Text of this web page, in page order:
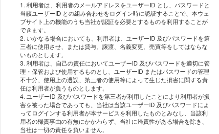
1. 利⽤者は、利⽤者のメールアドレスをユーザーID とし、パスワードと
当該ユーザーID との組み合わせをログイン時に認証することで、本ウェ
ブサイト上の機能のうち当社が認証を必要とするものを利⽤することが
できます。
2. いかなる場合においても、利⽤者は、ユーザーID 及びパスワードを第
三者に使⽤させ、または貸与、譲渡、名義変更、売買等をしてはならな
いものとします。
3. 利⽤者は、⾃⼰の責任においてユーザーID 及びパスワードを適切に管
理・保管および使⽤するものとし、ユーザーID またはパスワードの管理
不⼗分、使⽤上の過誤、第三者の使⽤等によって⽣じた損害に関する責
任は利⽤者が負うものとします。
4. ユーザーID 及びパスワードを第三者が利⽤したことにより利⽤者が損
害を被った場合であっても、当社は当該ユーザーID 及びパスワードによ
ってログインする利⽤者が本サービスを利⽤したものとみなし、当該利
⽤者の帰責事由の有無にかかわらず、当社に帰責性がある場合を除き、